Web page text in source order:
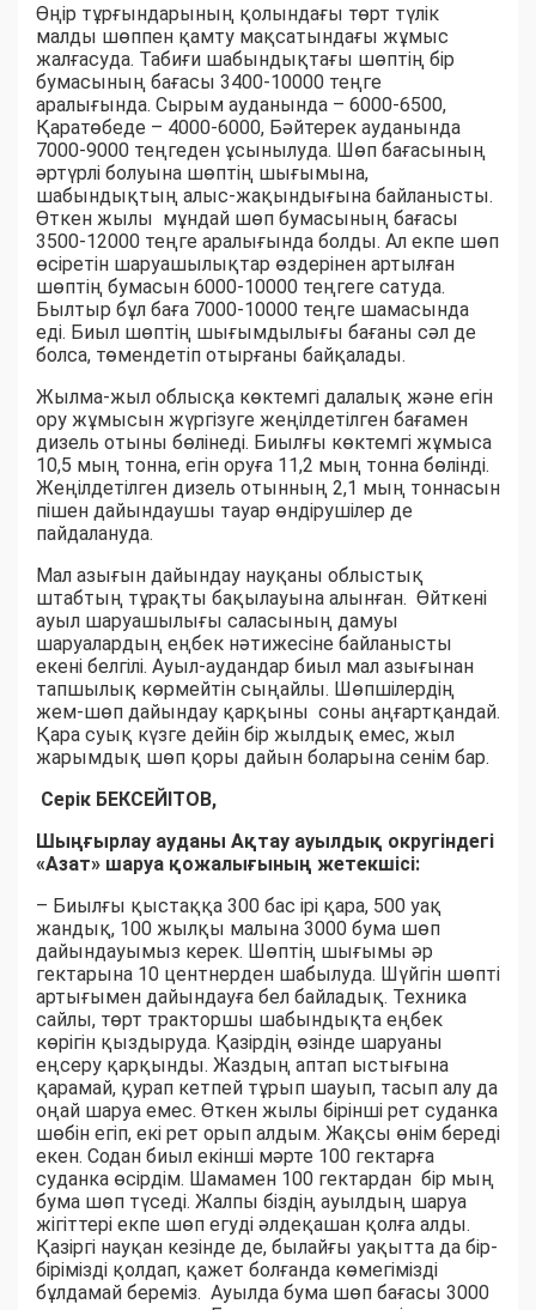
Өңір тұрғындарының қолындағы төрт түлік
малды шөппен қамту мақсатындағы жұмыс
жалғасуда. Табиғи шабындықтағы шөптің бір
бумасының бағасы 3400-10000 теңге
аралығында. Сырым ауданында – 6000-6500,
Қаратөбеде – 4000-6000, Бәйтерек ауданында
7000-9000 теңгеден ұсынылуда. Шөп бағасының
әртүрлі болуына шөптің шығымына,
шабындықтың алыс-жақындығына байланысты.
Өткен жылы мұндай шөп бумасының бағасы
3500-12000 теңге аралығында болды. Ал екпе шөп
өсіретін шаруашылықтар өздерінен артылған
шөптің бумасын 6000-10000 теңгеге сатуда.
Былтыр бұл баға 7000-10000 теңге шамасында
еді. Биыл шөптің шығымдылығы бағаны сәл де
болса, төмендетіп отырғаны байқалады.
Жылма-жыл облысқа көктемгі далалық және егін
ору жұмысын жүргізуге жеңілдетілген бағамен
дизель отыны бөлінеді. Биылғы көктемгі жұмыса
10,5 мың тонна, егін оруға 11,2 мың тонна бөлінді.
Жеңілдетілген дизель отынның 2,1 мың тоннасын
пішен дайындаушы тауар өндірушілер де
пайдалануда.
Мал азығын дайындау науқаны облыстық
штабтың тұрақты бақылауына алынған. Өйткені
ауыл шаруашылығы саласының дамуы
шаруалардың еңбек нәтижесіне байланысты
екені белгілі. Ауыл-аудандар биыл мал азығынан
тапшылық көрмейтін сыңайлы. Шөпшілердің
жем-шөп дайындау қарқыны соны аңғартқандай.
Қара суық күзге дейін бір жылдық емес, жыл
жарымдық шөп қоры дайын боларына сенім бар.
Серік БЕКСЕЙІТОВ,
Шыңғырлау ауданы Ақтау ауылдық округіндегі
«Азат» шаруа қожалығының жетекшісі:
– Биылғы қыстаққа 300 бас ірі қара, 500 уақ
жандық, 100 жылқы малына 3000 бума шөп
дайындауымыз керек. Шөптің шығымы әр
гектарына 10 центнерден шабылуда. Шүйгін шөпті
артығымен дайындауға бел байладық. Техника
сайлы, төрт тракторшы шабындықта еңбек
көрігін қыздыруда. Қазірдің өзінде шаруаны
еңсеру қарқынды. Жаздың аптап ыстығына
қарамай, қурап кетпей тұрып шауып, тасып алу да
оңай шаруа емес. Өткен жылы бірінші рет суданка
шөбін егіп, екі рет орып алдым. Жақсы өнім береді
екен. Содан биыл екінші мәрте 100 гектарға
суданка өсірдім. Шамамен 100 гектардан бір мың
бума шөп түседі. Жалпы біздің ауылдың шаруа
жігіттері екпе шөп егуді әлдеқашан қолға алды.
Қазіргі науқан кезінде де, былайғы уақытта да бір-
бірімізді қолдап, қажет болғанда көмегімізді
бұлдамай береміз. Ауылда бума шөп бағасы 3000